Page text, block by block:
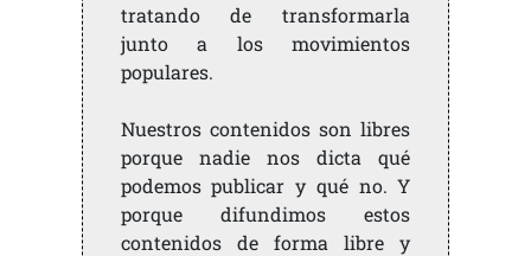
tratando de transformarla
junto a los movimientos
populares.
Nuestros contenidos son libres
porque nadie nos dicta qué
podemos publicar y qué no. Y
porque difundimos estos
contenidos de forma libre y